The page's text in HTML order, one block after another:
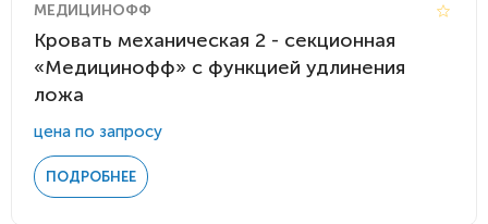
МЕДИЦИНОФФ
Кровать механическая 2 - секционная
«Медицинофф» с функцией удлинения
ложа
цена по запросу
ПОДРОБНЕЕ